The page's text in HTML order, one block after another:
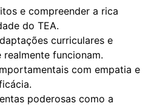
e compreender a rica
do TEA.
curriculares e
funcionam.
com empatia e
poderosas como a